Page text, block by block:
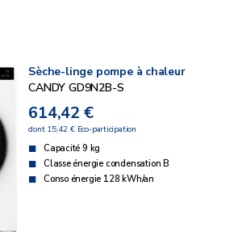
Sèche-linge pompe à chaleur
CANDY GD9N2B-S
614,42 €
dont 15,42 € Eco-participation
Capacité 9 kg
Classe énergie condensation B
Conso énergie 128 kWh/an